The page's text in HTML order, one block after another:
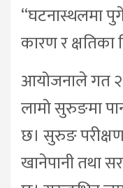
“घटनास्थलमा
कारण र क्षतिका
आयोजनाले गत
लामो सुरुङमा
छ। सुरुङ परीक्षण
खानेपानी तथा